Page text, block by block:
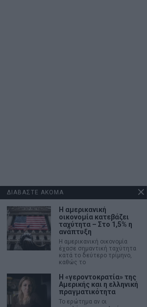
ΔΙΑΒΑΣΤΕ ΑΚΟΜΑ
Η αμερικανική
οικονομία κατεβάζει
ταχύτητα – Στο 1,5% η
ανάπτυξη
Η αμερικανική οικονομία
έχασε σημαντική ταχύτητα
κατά το δεύτερο τρίμηνο,
καθώς το
Η «γεροντοκρατία» της
Αμερικής και η ελληνική
πραγματικότητα
Το ερώτημα αν οι